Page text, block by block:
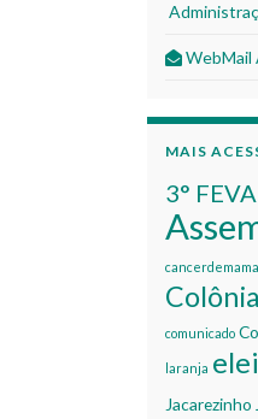
WebMail
MAIS
3°
cancerdemama
comunicado
laranja
Jacarezinho